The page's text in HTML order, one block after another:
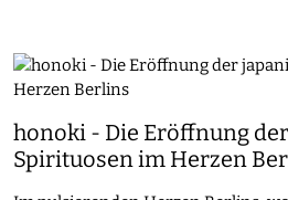
honoki - Die Eröffnung
Spirituosen im Herzen